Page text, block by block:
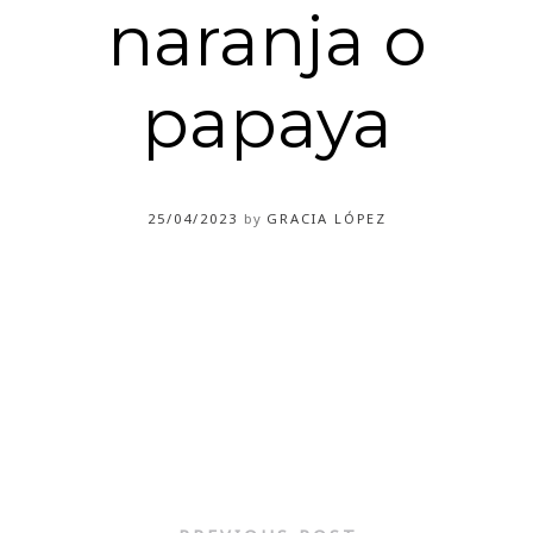
naranja o
papaya
25/04/2023 by GRACIA LÓPEZ